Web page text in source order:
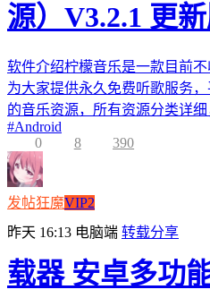
源）V3.2.1 更
软件介绍柠檬音乐是一款目前
为大家提供永久免费听歌服务
的音乐资源，所有资源分类详
#Android
0
8 390
发帖狂魔VIP2
昨天 16:13 电脑端 转载分享
载器 安卓多功